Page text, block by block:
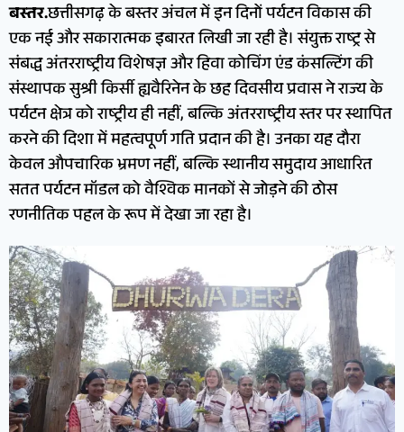
बस्तर.छत्तीसगढ़ के बस्तर अंचल में इन दिनों पर्यटन विकास की
एक नई और सकारात्मक इबारत लिखी जा रही है। संयुक्त राष्ट्र से
संबद्ध अंतरराष्ट्रीय विशेषज्ञ और हिवा कोचिंग एंड कंसल्टिंग की
संस्थापक सुश्री किर्सी ह्यवैरिनेन के छह दिवसीय प्रवास ने राज्य के
पर्यटन क्षेत्र को राष्ट्रीय ही नहीं, बल्कि अंतरराष्ट्रीय स्तर पर स्थापित
करने की दिशा में महत्वपूर्ण गति प्रदान की है। उनका यह दौरा
केवल औपचारिक भ्रमण नहीं, बल्कि स्थानीय समुदाय आधारित
सतत पर्यटन मॉडल को वैश्विक मानकों से जोड़ने की ठोस
रणनीतिक पहल के रूप में देखा जा रहा है।